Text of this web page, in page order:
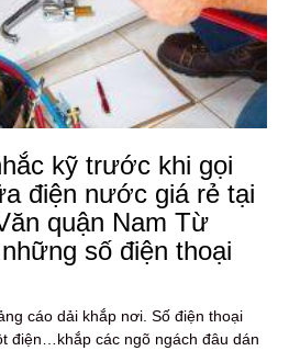
kỹ trước khi gọi
điện nước giá rẻ tại
quận Nam Từ
số điện thoại
cáo dải khắp nơi. Số điện thoại
điện…khắp các ngõ ngách đâu dán